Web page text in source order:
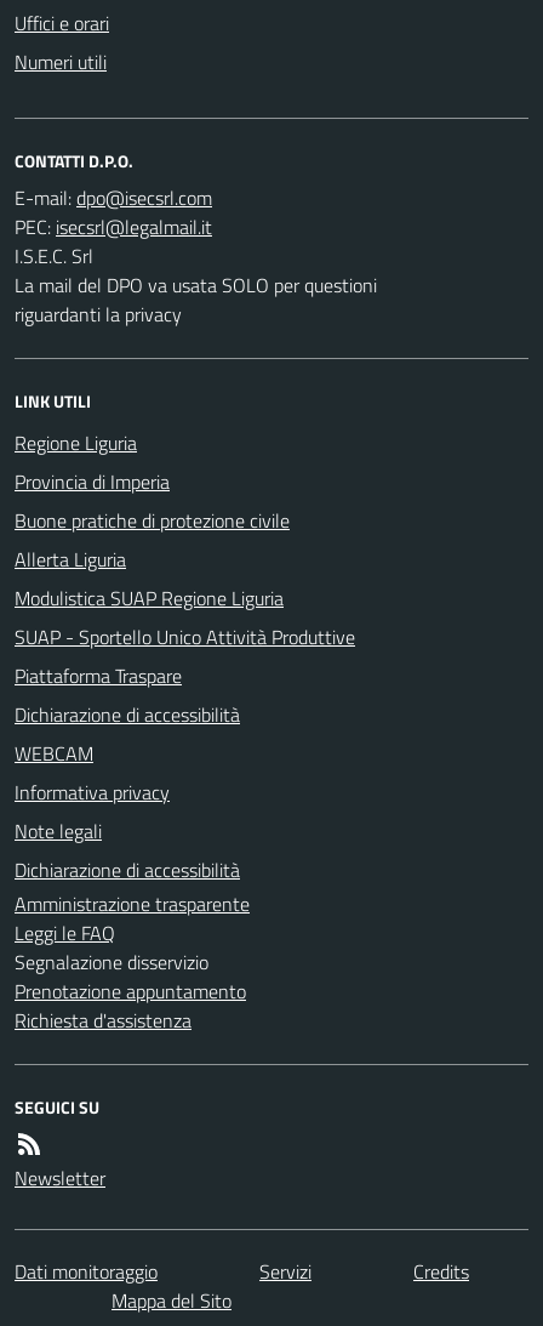
Uffici e orari
Numeri utili
CONTATTI D.P.O.
E-mail:
PEC:
I.S.E.C. Srl
La mail del DPO va usata SOLO per questioni
riguardanti la privacy
LINK UTILI
Regione Liguria
Provincia di Imperia
Buone pratiche di protezione civile
Allerta Liguria
Modulistica SUAP Regione Liguria
SUAP - Sportello Unico Attività Produttive
Piattaforma Traspare
Dichiarazione di accessibilità
WEBCAM
Informativa privacy
Note legali
Dichiarazione di accessibilità
Amministrazione trasparente
Leggi le FAQ
Segnalazione disservizio
Prenotazione appuntamento
Richiesta d'assistenza
SEGUICI SU
Newsletter
Dati monitoraggio Servizi
Credits
Mappa del Sito